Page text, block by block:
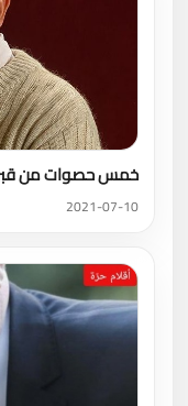
خمس حصوات من
2021-07-10